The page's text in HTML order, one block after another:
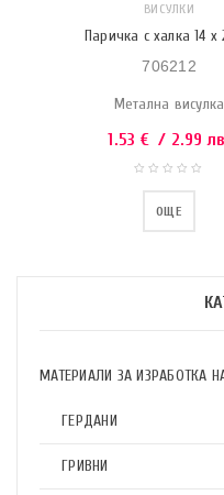
МАТЕРИАЛИ ЗА ИЗРАБОТКА
ГЕРДАНИ
ГРИВНИ
ВИСУЛКИ
Паричка с халка 14 x
706212
Метална висулка
1.53 € / 2.99
ОЩЕ